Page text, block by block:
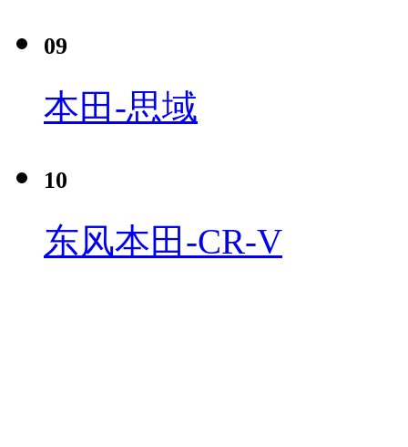
09
本田-思域
10
东风本田-CR-V